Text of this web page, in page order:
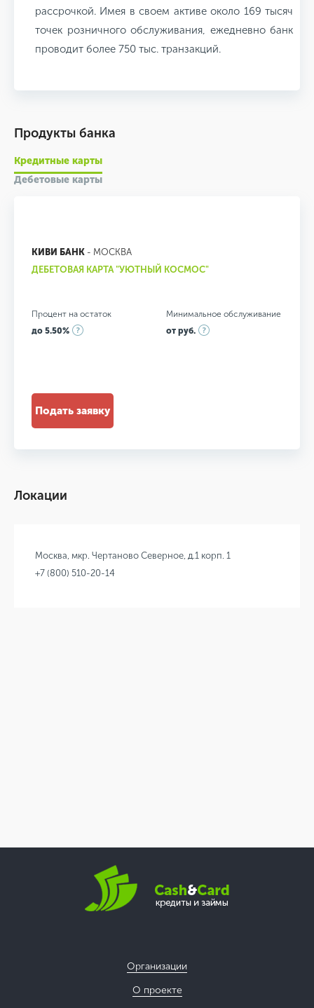
рассрочкой. Имея в своем активе около 169 тысяч
точек розничного обслуживания, ежедневно банк
проводит более 750 тыс. транзакций.
Продукты банка
Кредитные карты
Дебетовые карты
КИВИ БАНК - МОСКВА
ДЕБЕТОВАЯ КАРТА "УЮТНЫЙ КОСМОС"
Процент на остаток
до 5.50%
Минимальное обслуживание
от руб.
Подать заявку
Локации
Москва, мкр. Чертаново Северное, д.1 корп. 1
+7 (800) 510-20-14
Организации
О проекте